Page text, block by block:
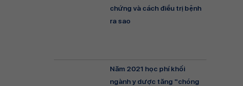
chứng và cách điều trị bệnh
ra sao
Năm 2021 học phí khối
ngành y dược tăng "chóng